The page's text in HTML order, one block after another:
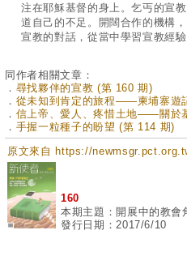
注在耶穌基督的身上。乞丐的宣
道自己的不足。開闊合作的機構
宣教的對話，從當中學習宣教經
同作者相關文章：
． 尋找夥伴的宣教 (第 160 期)
． 從未知到肯定的旅程——柬埔寨遊
． 信上帝、愛人、疼惜土地——關於
． 手握一粒種子的盼望 (第 114 期)
原文來自 https://
160
本期主題：開展中的教會
發行日期：2017/6/10